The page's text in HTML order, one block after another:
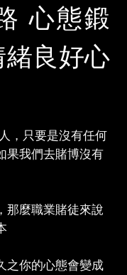
心態鍛
良好心
，只要是沒有任何
果我們去賭博沒有
那麼職業賭徒來說
之你的心態會變成